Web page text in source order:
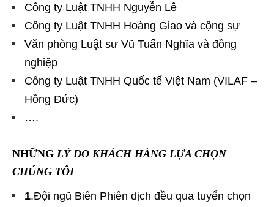
Công ty Luật TNHH Nguyễn Lê
Công ty Luật TNHH Hoàng Giao và cộng sự
Văn phòng Luật sư Vũ Tuấn Nghĩa và đồng
nghiệp
Công ty Luật TNHH Quốc tế Việt Nam (VILAF –
Hồng Đức)
….
NHỮNG LÝ DO KHÁCH HÀNG LỰA CHỌN
CHÚNG TÔI
1.Đội ngũ Biên Phiên dịch đều qua tuyển chọn